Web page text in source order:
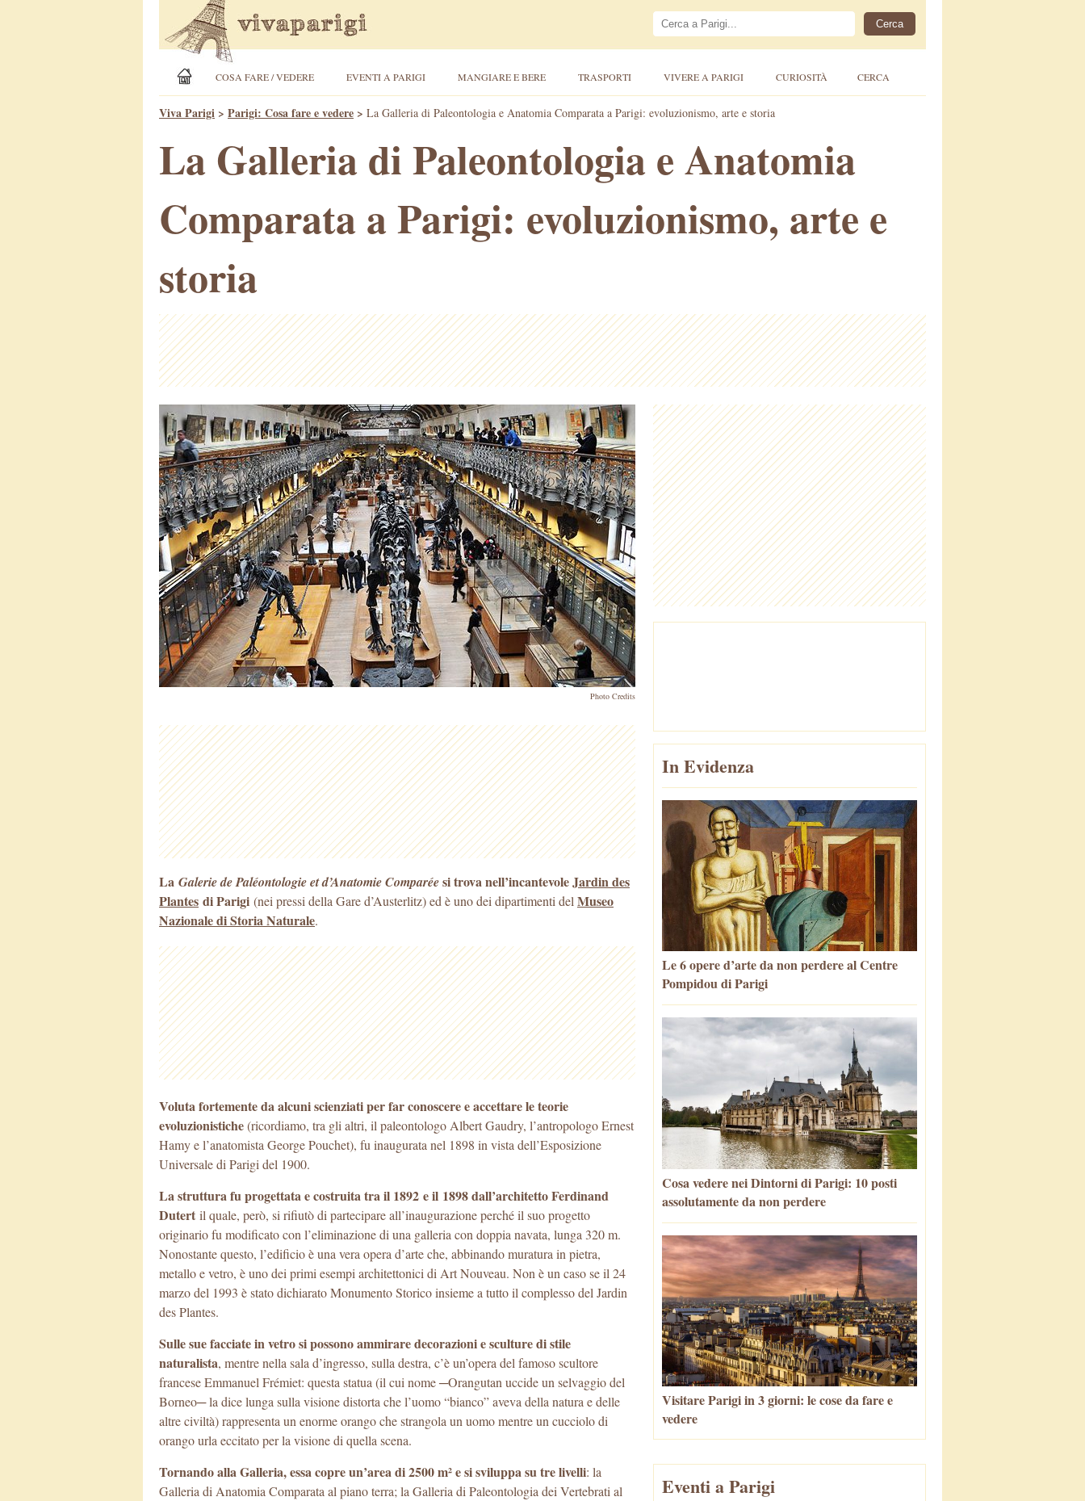
COSA FARE / VEDERE EVENTI A PARIGI MANGIARE E BERE TRASPORTI VIVERE A PARIGI CURIOSITÀ CERCA
Viva Parigi > Parigi: Cosa fare e vedere > La Galleria di Paleontologia e Anatomia Comparata a Parigi: evoluzionismo, arte e storia
La Galleria di Paleontologia e Anatomia
Comparata a Parigi: evoluzionismo, arte e
storia
Photo Credits
La Galerie de Paléontologie et d’Anatomie Comparéesi trova nell’incantevoleJardin des
Plantes di Parigi (nei pressi della Gare d’Austerlitz) ed è uno dei dipartimenti del Museo
Nazionale di Storia Naturale.
Voluta fortemente da alcuni scienziati per far conoscere e accettare le teorie
evoluzionistiche(ricordiamo, tra gli altri, il paleontologo Albert Gaudry, l’antropologo Ernest
Hamy e l’anatomista George Pouchet), fu inaugurata nel 1898 in vista dell’Esposizione
Universale di Parigi del 1900.
La struttura fu progettata e costruita tra il 1892 e il 1898 dall’architetto Ferdinand
Dutert il quale, però, si rifiutò di partecipare all’inaugurazione perché il suo progetto
originario fu modificato con l’eliminazione di una galleria con doppia navata, lunga 320 m.
Nonostante questo, l’edificio è una vera opera d’arte che, abbinando muratura in pietra,
metallo e vetro, è uno dei primi esempi architettonici di Art Nouveau. Non è un caso se il 24
marzo del 1993 è stato dichiarato Monumento Storico insieme a tutto il complesso del Jardin
des Plantes.
Sulle sue facciate in vetro si possono ammirare decorazioni e sculture di stile
naturalista, mentre nella sala d’ingresso, sulla destra, c’è un’opera del famoso scultore
francese Emmanuel Frémiet: questa statua (il cui nome ─Orangutan uccide un selvaggio del
Borneo─ la dice lunga sulla visione distorta che l’uomo “bianco” aveva della natura e delle
altre civiltà) rappresenta un enorme orango che strangola un uomo mentre un cucciolo di
orango urla eccitato per la visione di quella scena.
Tornando alla Galleria, essa copre un’area di 2500 m² e si sviluppa su tre livelli: la
Galleria di Anatomia Comparata al piano terra; la Galleria di Paleontologia dei Vertebrati al
In Evidenza
Le 6 opere d’arte da non perdere al Centre
Pompidou di Parigi
Cosa vedere nei Dintorni di Parigi: 10 posti
assolutamente da non perdere
Visitare Parigi in 3 giorni: le cose da fare e
vedere
Eventi a Parigi